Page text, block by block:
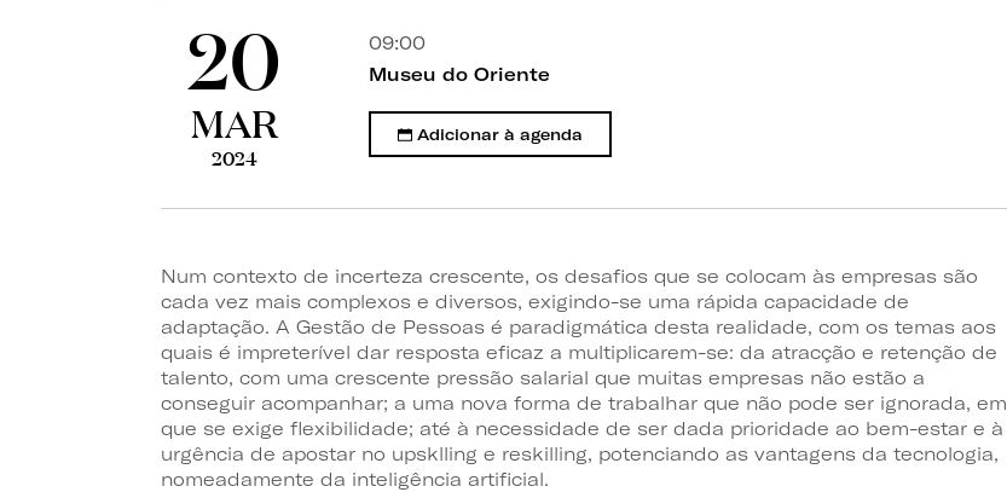
20
MAR
2024
09:00
Museu do Oriente
Adicionar à agenda
Num contexto de incerteza crescente, os desafios que se colocam às empresas são
cada vez mais complexos e diversos, exigindo-se uma rápida capacidade de
adaptação. A Gestão de Pessoas é paradigmática desta realidade, com os temas aos
quais é impreterível dar resposta eficaz a multiplicarem-se: da atracção e retenção de
talento, com uma crescente pressão salarial que muitas empresas não estão a
conseguir acompanhar; a uma nova forma de trabalhar que não pode ser ignorada, em
que se exige flexibilidade; até à necessidade de ser dada prioridade ao bem-estar e à
urgência de apostar no upsklling e reskilling, potenciando as vantagens da tecnologia,
nomeadamente da inteligência artificial.